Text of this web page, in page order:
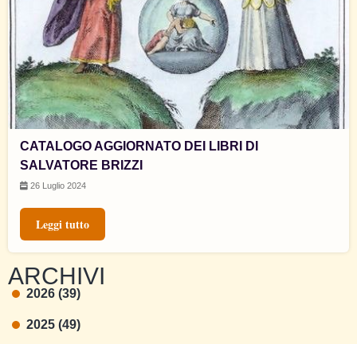
CATALOGO AGGIORNATO DEI LIBRI DI
SALVATORE BRIZZI
26 Luglio 2024
Leggi tutto
ARCHIVI
2026 (39)
2025 (49)